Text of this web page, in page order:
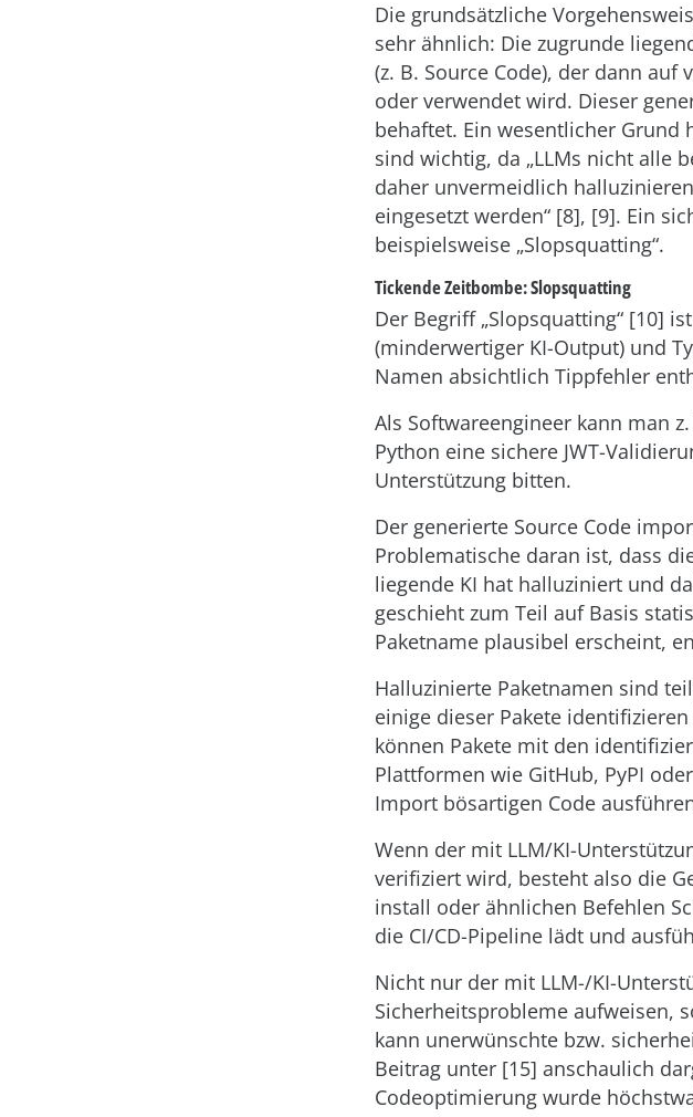
Die grundsätzliche
sehr ähnlich: Die zugrunde
(z. B. Source Code), der dann
oder verwendet wird. Dieser
behaftet. Ein wesentlicher
sind wichtig, da „LLMs nicht alle
daher unvermeidlich
eingesetzt werden“ [8], [9]. Ein
beispielsweise „Slopsquatting“.
Tickende Zeitbombe: Slopsquatting
Der Begriff „Slopsquatting“ [10]
(minderwertiger KI-Output) und
Namen absichtlich Tippfehler
Als Softwareengineer kann man
Python eine sichere JWT-
Unterstützung bitten.
Der generierte Source Code
Problematische daran ist, dass
liegende KI hat halluziniert und
geschieht zum Teil auf Basis
Paketname plausibel erscheint,
Halluzinierte Paketnamen sind
einige dieser Pakete
können Pakete mit den
Plattformen wie GitHub, PyPI
Import bösartigen Code
Wenn der mit LLM/KI-
verifiziert wird, besteht also die
install oder ähnlichen Befehlen
die CI/CD-Pipeline lädt und
Nicht nur der mit LLM-/KI-
Sicherheitsprobleme aufweisen,
kann unerwünschte bzw.
Beitrag unter [15] anschaulich
Codeoptimierung wurde